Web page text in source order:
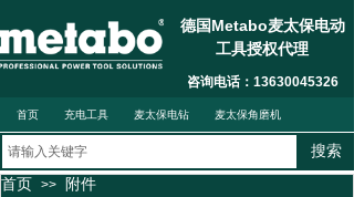
联系我们
咨询电话：13630045326
按钮文本
德国Metabo麦太保电动
工具授权代理
首页 充电工具 麦太保电钻 麦太保角磨机
搜索
首页 >> 附件